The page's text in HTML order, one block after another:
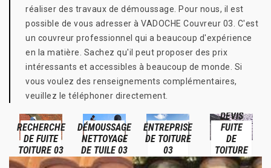
réaliser des travaux de démoussage. Pour nous, il est
possible de vous adresser à VADOCHE Couvreur 03. C'est
un couvreur professionnel qui a beaucoup d'expérience
en la matière. Sachez qu'il peut proposer des prix
intéressants et accessibles à beaucoup de monde. Si
vous voulez des renseignements complémentaires,
veuillez le téléphoner directement.
RECHERCHE
DE FUITE
TOITURE 03
DÉMOUSSAGE
NETTOYAGE
DE TUILE 03
ENTREPRISE
DE TOITURE
03
DEVIS
FUITE
DE
TOITURE
03